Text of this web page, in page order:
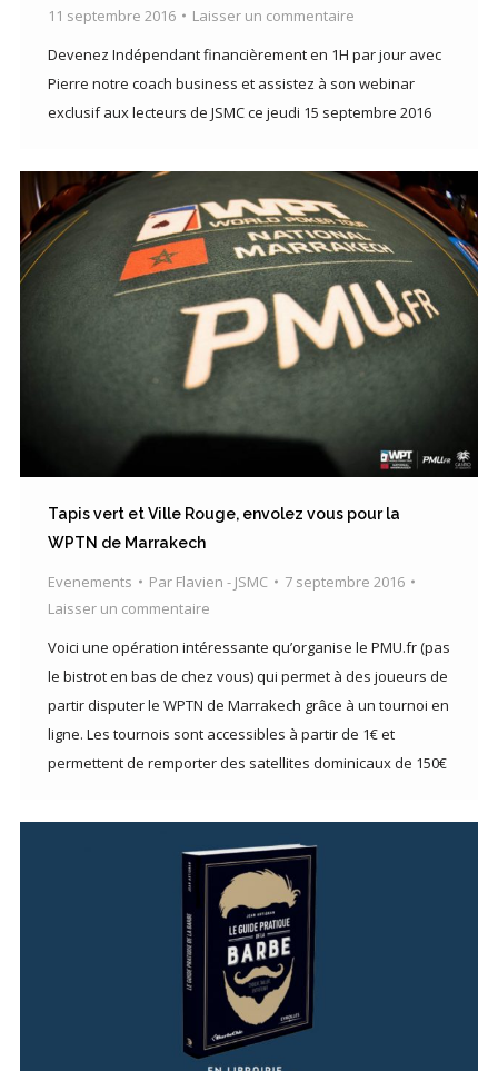
11 septembre 2016
Laisser un commentaire
Devenez Indépendant financièrement en 1H par jour avec
Pierre notre coach business et assistez à son webinar
exclusif aux lecteurs de JSMC ce jeudi 15 septembre 2016
Tapis vert et Ville Rouge, envolez vous pour la
WPTN de Marrakech
Evenements Par Flavien - JSMC
7 septembre 2016
Laisser un commentaire
Voici une opération intéressante qu’organise le PMU.fr (pas
le bistrot en bas de chez vous) qui permet à des joueurs de
partir disputer le WPTN de Marrakech grâce à un tournoi en
ligne. Les tournois sont accessibles à partir de 1€ et
permettent de remporter des satellites dominicaux de 150€